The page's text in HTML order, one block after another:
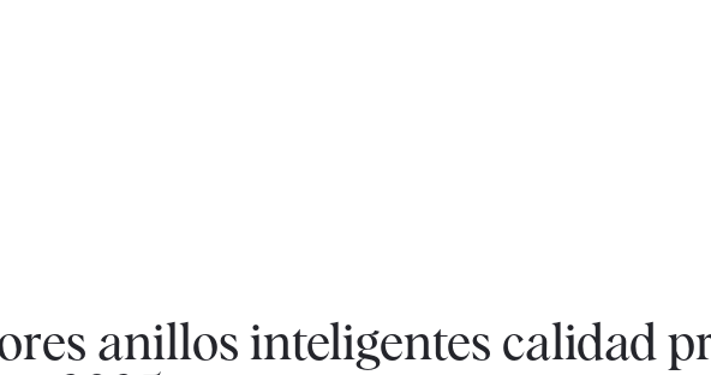
anillos inteligentes calidad